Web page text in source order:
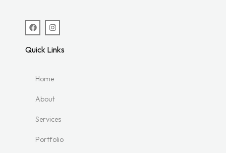
Quick Links
Home
About
Services
Portfolio